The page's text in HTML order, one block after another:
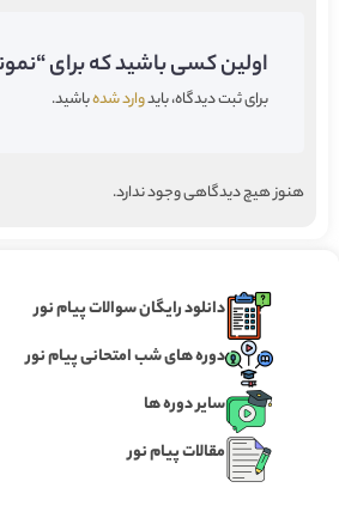
اولین کسی باشید که برای
برای ثبت دیدگاه، بایدوارد شدهباشید.
هنوز هیچ دیدگاهی وجود ندارد.
دانلود رایگان سوالات پیام نور
دوره های شب امتحانی پیام نور
سایر دوره ها
مقالات پیام نور